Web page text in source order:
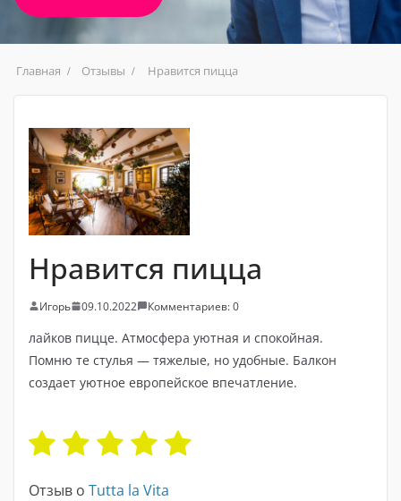
Главная Отзывы Нравится пицца
Нравится пицца
Игорь 09.10.2022 Комментариев: 0
лайков пицце. Атмосфера уютная и спокойная.
Помню те стулья — тяжелые, но удобные. Балкон
создает уютное европейское впечатление.
Отзыв о Tutta la Vita